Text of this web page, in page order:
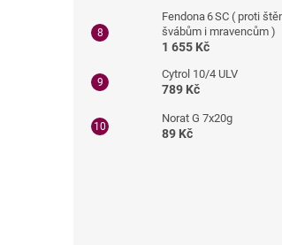
Fendona 6 SC ( proti
švábům i mravencům )
1 655 Kč
Cytrol 10/4 ULV
789 Kč
Norat G 7x20g
89 Kč